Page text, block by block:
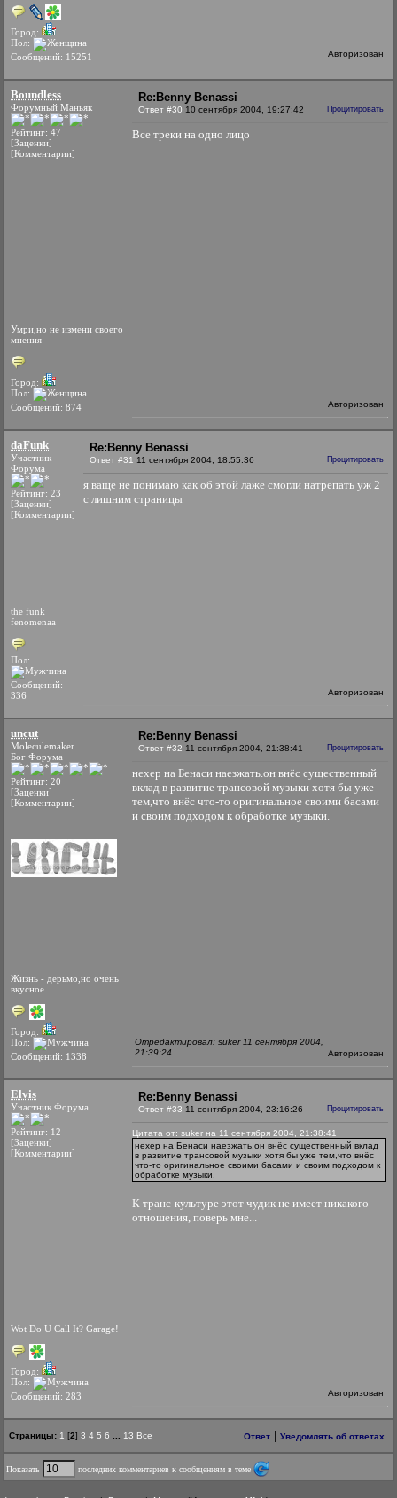
Город:
Пол:
Сообщений: 15251
Авторизован
Boundless
Форумный Маньяк
Рейтинг: 47
[Заценки]
[Комментарии]
Умри,но не измени своего
мнения
Город:
Пол:
Сообщений: 874
Re:Benny Benassi
Ответ #30 10 сентября 2004, 19:27:42 Процитировать
Все треки на одно лицо
Авторизован
daFunk
Участник
Форума
Рейтинг: 23
[Заценки]
[Комментарии]
the funk
fenomenaa
Пол:
Сообщений:
336
Re:Benny Benassi
Ответ #31 11 сентября 2004, 18:55:36 Процитировать
я ваще не понимаю как об этой лаже смогли натрепать уж 2
с лишним страницы
Авторизован
uncut
Moleculemaker
Бог Форума
Рейтинг: 20
[Заценки]
[Комментарии]
Жизнь - дерьмо,но очень
вкусное...
Город:
Пол:
Сообщений: 1338
Re:Benny Benassi
Ответ #32 11 сентября 2004, 21:38:41 Процитировать
нехер на Бенаси наезжать.он внёс существенный
вклад в развитие трансовой музыки хотя бы уже
тем,что внёс что-то оригинальное своими басами
и своим подходом к обработке музыки.
Отредактировал: suker 11 сентября 2004,
21:39:24
Авторизован
Elvis
Участник Форума
Рейтинг: 12
[Заценки]
[Комментарии]
Wot Do U Call It? Garage!
Город:
Пол:
Сообщений: 283
Re:Benny Benassi
Ответ #33 11 сентября 2004, 23:16:26 Процитировать
Цитата от: suker на 11 сентября 2004, 21:38:41
нехер на Бенаси наезжать.он внёс существенный вклад
в развитие трансовой музыки хотя бы уже тем,что внёс
что-то оригинальное своими басами и своим подходом к
обработке музыки.
К транс-культуре этот чудик не имеет никакого
отношения, поверь мне...
Авторизован
Страницы: 1 [2] 3 4 5 6 13 Все Ответ Уведомлять об ответах
Показать последних комментариев к сообщениям в теме